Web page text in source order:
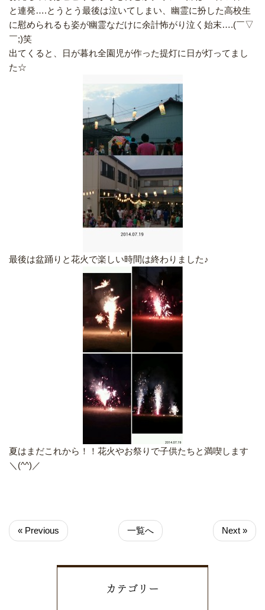
と連発….とうとう最後は泣いてしまい、幽霊に扮した高校生
に慰められるも姿が幽霊なだけに余計怖がり泣く始末….(￣▽
￣;)笑
出てくると、日が暮れ全園児が作った提灯に日が灯ってまし
た☆
最後は盆踊りと花火で楽しい時間は終わりました♪
夏はまだこれから！！花火やお祭りで子供たちと満喫します
＼(^^)／
« Previous 一覧へ Next »
カテゴリー